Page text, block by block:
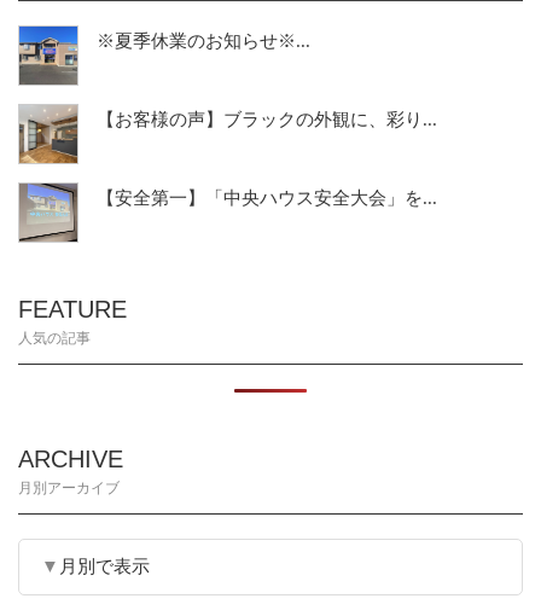
※夏季休業のお知らせ※...
【お客様の声】ブラックの外観に、彩り...
【安全第一】「中央ハウス安全大会」を...
FEATURE
人気の記事
ARCHIVE
月別アーカイブ
月別で表示